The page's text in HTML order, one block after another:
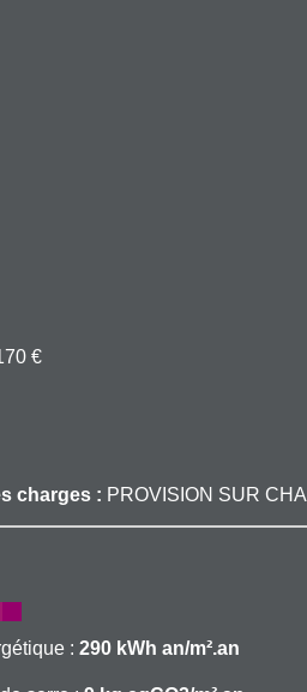
€
charges : PROVISION SUR
: 290 kWh an/m².an